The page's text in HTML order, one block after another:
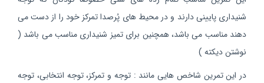
شنیداری پایینی دارند و در محیط های پُرصدا تمرکز خود را از دست می
دهند مناسب می باشد، همچنین برای تمیز شنیداری مناسب می باشد (
نوشتن دیکته )
در این تمرین شاخص هایی مانند : توجه و تمرکز، توجه انتخابی، توجه